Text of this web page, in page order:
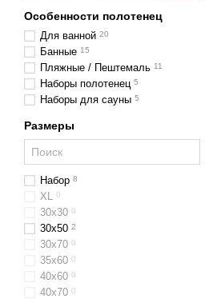
Особенности полотенец
Для ванной 20
Банные 15
Пляжные / Пештемаль 11
Наборы полотенец 5
Наборы для сауны 5
Размеры
Набор 8
XL 0
30х30 0
30x50 2
30х70 0
35х60 0
40х60 0
40х70 0